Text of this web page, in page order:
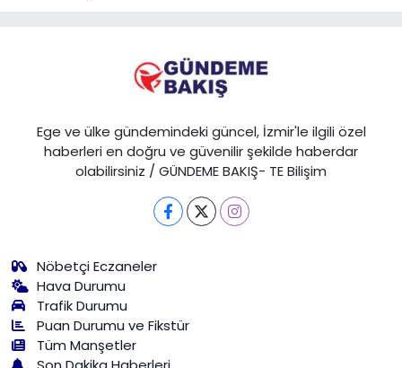
Ege ve ülke gündemindeki güncel, İzmir'le ilgili özel
haberleri en doğru ve güvenilir şekilde haberdar
olabilirsiniz / GÜNDEME BAKIŞ- TE Bilişim
Nöbetçi Eczaneler
Hava Durumu
Trafik Durumu
Puan Durumu ve Fikstür
Tüm Manşetler